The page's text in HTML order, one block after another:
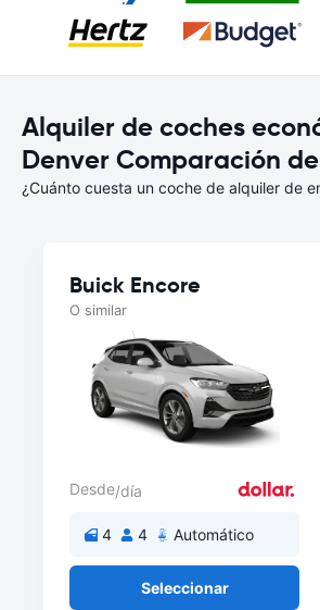
Alquiler de coches
Denver Comparación
¿Cuánto cuesta un coche de alquiler de
Buick Encore
O similar
Desde/día
4 4 Automático
Seleccionar